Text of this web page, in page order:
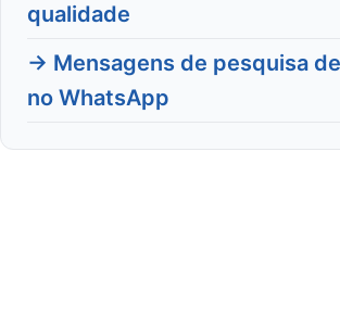
qualidade
→ Mensagens de pesquisa
no WhatsApp